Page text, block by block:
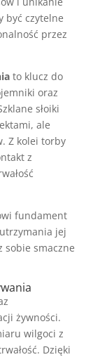
być czytelne
przez
to klucz do
oraz
słoiki
ale
Z kolei torby
z
fundament
jej
sobie smaczne
żywności.
wilgoci z
Dzięki